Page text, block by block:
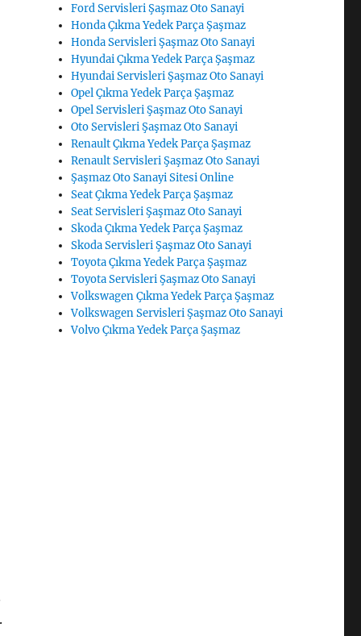
Ford Servisleri Şaşmaz Oto Sanayi
Honda Çıkma Yedek Parça Şaşmaz
Honda Servisleri Şaşmaz Oto Sanayi
Hyundai Çıkma Yedek Parça Şaşmaz
Hyundai Servisleri Şaşmaz Oto Sanayi
Opel Çıkma Yedek Parça Şaşmaz
Opel Servisleri Şaşmaz Oto Sanayi
Oto Servisleri Şaşmaz Oto Sanayi
Renault Çıkma Yedek Parça Şaşmaz
Renault Servisleri Şaşmaz Oto Sanayi
Şaşmaz Oto Sanayi Sitesi Online
Seat Çıkma Yedek Parça Şaşmaz
Seat Servisleri Şaşmaz Oto Sanayi
Skoda Çıkma Yedek Parça Şaşmaz
Skoda Servisleri Şaşmaz Oto Sanayi
Toyota Çıkma Yedek Parça Şaşmaz
Toyota Servisleri Şaşmaz Oto Sanayi
Volkswagen Çıkma Yedek Parça Şaşmaz
Volkswagen Servisleri Şaşmaz Oto Sanayi
Volvo Çıkma Yedek Parça Şaşmaz